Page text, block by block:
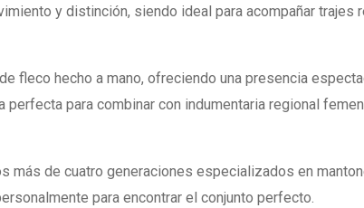
La
Zaragoza
cantidad
y distinción, siendo ideal para acompañar
fleco hecho a mano, ofreciendo una presencia
para combinar con indumentaria regional
más de cuatro generaciones especializados en
para encontrar el conjunto perfecto.